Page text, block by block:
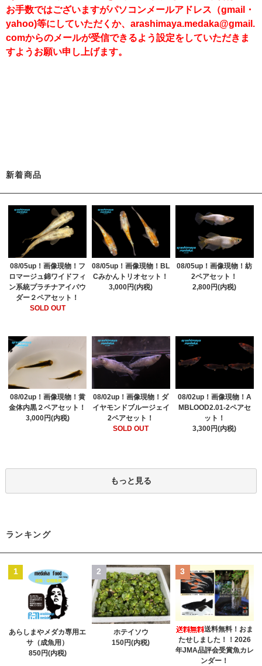
お手数ではございますがパソコンメールアドレス（gmail・
yahoo)等にしていただくか、arashimaya.medaka@gmail.
comからのメールが受信できるよう設定をしていただきま
すようお願い申し上げます。
新着商品
08/05up！画像現物！フ
ロマージュ錦ワイドフィ
ン系統プラチナアイパウ
ダー２ペアセット！
SOLD OUT
08/05up！画像現物！BL
Cみかんトリオセット！
3,000円(内税)
08/05up！画像現物！紡
2ペアセット！
2,800円(内税)
08/02up！画像現物！黄
金体内黒２ペアセット！
3,000円(内税)
08/02up！画像現物！ダ
イヤモンドブルージェイ
2ペアセット！
SOLD OUT
08/02up！画像現物！A
MBLOOD2.01-2ペアセ
ット！
3,300円(内税)
もっと見る
ランキング
1
あらしまやメダカ専用エ
サ（成魚用）
850円(内税)
2
ホテイソウ
150円(内税)
3
送料無料！おま
たせしました！！2026
年JMA品評会受賞魚カレ
ンダー！